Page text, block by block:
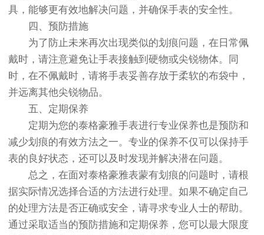
具，能够更有效地解决问题，并确保手表的安全性。
四、预防措施
为了防止未来再次出现类似的划痕问题，在日常佩
戴时，请注意避免让手表接触到硬物或尖锐物体。同
时，在不佩戴时，请将手表妥善存放于柔软的布袋中，
并远离其他尖锐物品。
五、定期保养
定期为您的泰格豪雅手表进行专业保养也是预防和
减少划痕的有效方法之一。专业的保养不仅可以保持手
表的良好状态，还可以及时发现并解决潜在问题。
总之，在面对泰格豪雅表蒙有划痕的问题时，请根
据实际情况选择合适的方法进行处理。如果不确定自己
的处理方法是否正确或安全，请寻求专业人士的帮助。
通过采取适当的预防措施和定期保养，您可以最大限度